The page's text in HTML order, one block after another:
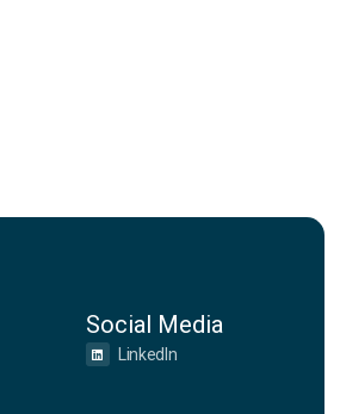
Social Media
LinkedIn